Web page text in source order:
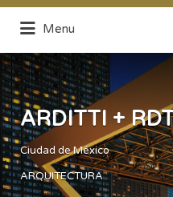
Electrónica de
Menu
ARDITTI +
Ciudad de México
ARQUITECTURA